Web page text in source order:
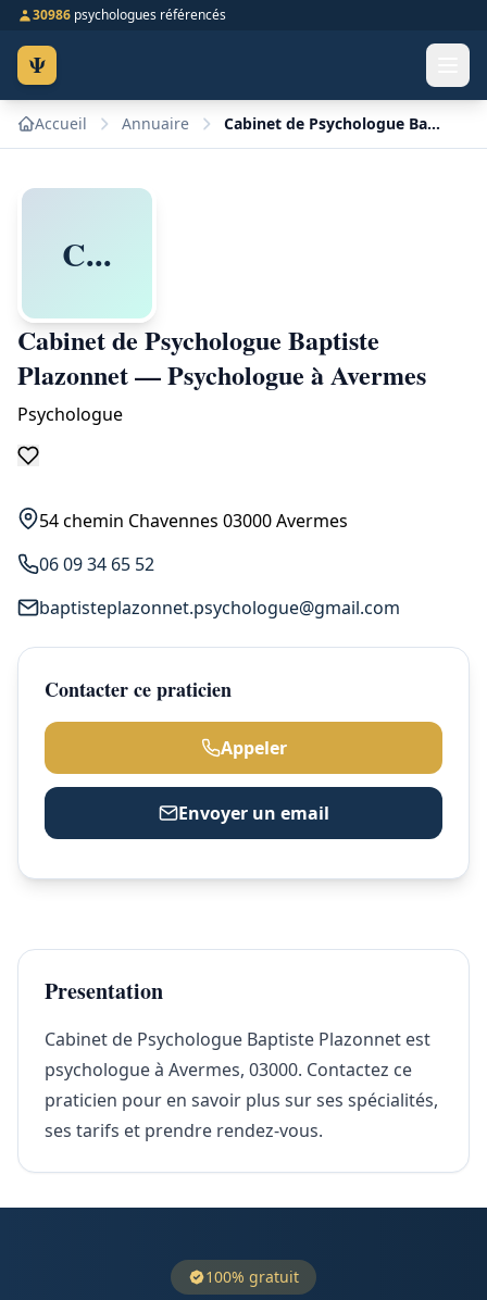
30986 psychologues référencés
Ψ
Accueil Annuaire Cabinet de Psychologue Baptiste Plazonnet — Psychologue à Avermes
C...
Cabinet de Psychologue Baptiste
Plazonnet — Psychologue à Avermes
Psychologue
54 chemin Chavennes 03000 Avermes
06 09 34 65 52
baptisteplazonnet.psychologue@gmail.com
Contacter ce praticien
Appeler
Envoyer un email
Presentation
Cabinet de Psychologue Baptiste Plazonnet est
psychologue à Avermes, 03000. Contactez ce
praticien pour en savoir plus sur ses spécialités,
ses tarifs et prendre rendez-vous.
100% gratuit